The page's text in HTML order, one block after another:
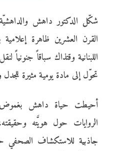
شكّل الدكتور داهش
القرن العشرين ظاهرة
اللبنانية وقتذاك سباقاً
تحوّل إلى مادة يومية مثيرة
أحيطت حياة داهش
الروايات حول هويَّته
جاذبية للاستكشاف الصحفي